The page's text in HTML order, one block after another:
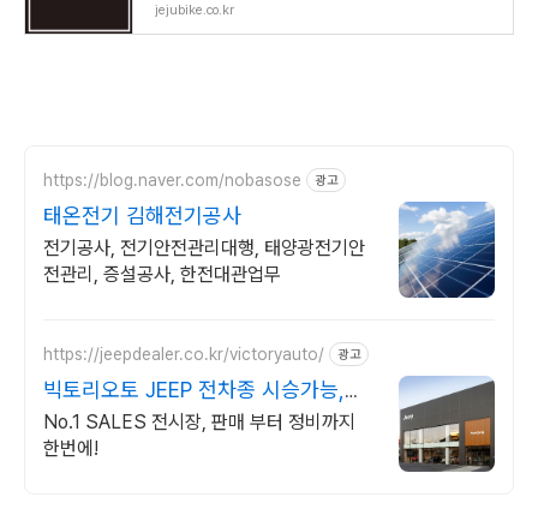
jejubike.co.kr
https://blog.naver.com/nobasose 광고
태온전기 김해전기공사
전기공사, 전기안전관리대행, 태양광전기안
전관리, 증설공사, 한전대관업무
https://jeepdealer.co.kr/victoryauto/ 광고
빅토리오토 JEEP 전차종 시승가능,친
절한 상담
No.1 SALES 전시장, 판매 부터 정비까지
한번에!